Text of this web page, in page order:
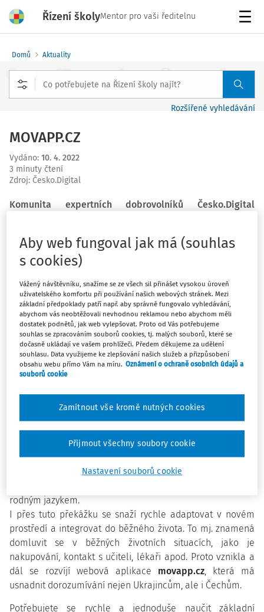
Řízení školyMentor pro vaši ředitelnu
Domů Aktuality
Rozšířené vyhledávání
MOVAPP.CZ
Vydáno: 10. 4. 2022
3 minuty čtení
Zdroj: Česko.Digital
Komunita expertních dobrovolníků Česko.Digital
Seznamte se s webovou aplikací MOVAPP.CZ
Pod vlajkou Česko.Digital vznikla nová aplikace
MOVAPP.CZ, na které spolupracují expertní dobrovolníci z
různých odvětví v čele s kapitánem Martinem
Hassmanem.
S rostoucím počtem ukrajinsky mluvících spoluobčanů v
České republice a jejich začleňováním do běžného života
vzniká potřeba překonání jazykové bariéry, a zde nabízí
svou pomocmovapp.cz
týmu začíná být vidět a webová aplikace je více a více
využívána a doporučována. Není to ale jediný cíl. Již nyní
se pracuje na mobilní aplikaci a na vytvoření verze pro
Slovensko a Polsko.
Lidé z Ukrajiny neustále přicházejí do České republiky, kde
nacházejí azyl před válkou. První, na co tito lidé obvykle
rodným jazykem.
I přes tuto překážku se snaží rychle adaptovat v novém
prostředí a integrovat do běžného života. To mj. znamená
domluvit se v běžných životních situacích, jako je
nakupování, kontakt s učiteli, lékaři apod. Proto vznikla a
dál se rozvíjí webová aplikace movapp.cz, která má
usnadnit dorozumívání nejen Ukrajincům, ale i Čechům.
Potřebujete se rychle a jednoduše naučit základní
Aby web fungoval jak má (souhlas
s cookies)
Vážený návštěvníku, snažíme se ze všech sil přinášet vysokou úroveň
uživatelského komfortu při používání našich webových stránek. Mezi
základní předpoklady patří např. aby správně fungovalo vyhledávání,
abychom vás neobtěžovali nevhodnou reklamou nebo abychom měli
dostatek podnětů, jak web vylepšovat. Proto od Vás potřebujeme
souhlas se zpracováním souborů cookies, tj. malých souborů, které se
dočasně ukládají ve vašem prohlížeči. Předem děkujeme za udělení
souhlasu. Data využijeme ke zlepšování našich služeb a přizpůsobení
obsahu webu přímo Vám na míru. Oznámení o ochraně osobních údajů a
souborů cookie
Nastavení souborů cookie
Zamítnout vše kromě nutných cookies
Přijmout všechny soubory cookie